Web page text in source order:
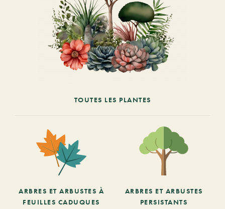
TOUTES LES PLANTES
ARBRES ET ARBUSTES À
FEUILLES CADUQUES
ARBRES ET ARBUSTES
PERSISTANTS